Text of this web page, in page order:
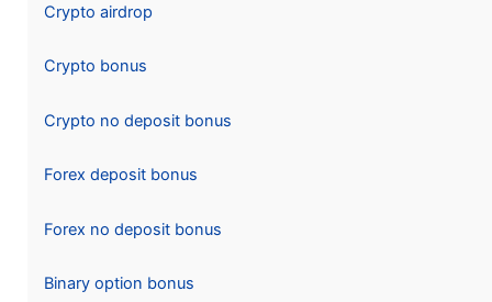
Crypto airdrop
Crypto bonus
Crypto no deposit bonus
Forex deposit bonus
Forex no deposit bonus
Binary option bonus